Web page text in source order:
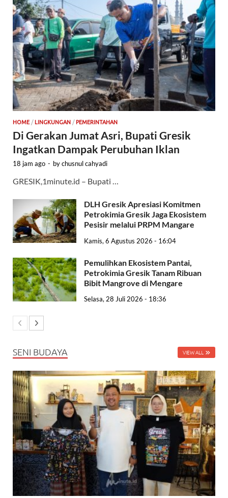
HOME / LINGKUNGAN / PEMERINTAHAN
Di Gerakan Jumat Asri, Bupati Gresik
Ingatkan Dampak Perubuhan Iklan
18 jam ago - bychusnul cahyadi
GRESIK,1minute.id – Bupati …
DLH Gresik Apresiasi Komitmen
Petrokimia Gresik Jaga Ekosistem
Pesisir melalui PRPM Mangare
Kamis, 6 Agustus 2026 - 16:04
Pemulihkan Ekosistem Pantai,
Petrokimia Gresik Tanam Ribuan
Bibit Mangrove di Mengare
Selasa, 28 Juli 2026 - 18:36
SENI BUDAYA VIEW ALL